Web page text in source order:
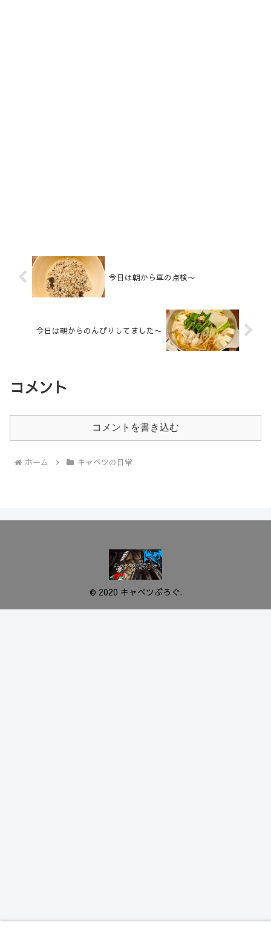
今日は朝から車の点検〜
今日は朝からのんびりしてました〜
コメント
コメントを書き込む
ホーム キャベツの日常
© 2020 キャベツぶろぐ.